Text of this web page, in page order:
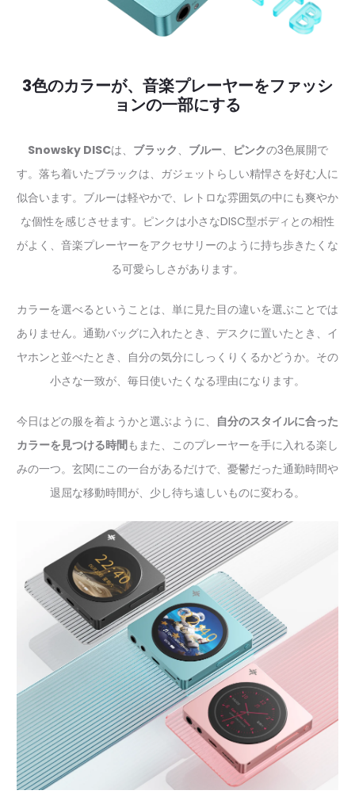
3色のカラーが、音楽プレーヤーをファッシ
ョンの一部にする
Snowsky DISCは、 ブラック 、 ブルー、 ピンクの3色展開で
す。落ち着いたブラックは、ガジェットらしい精悍さを好む人に
似合います。ブルーは軽やかで、レトロな雰囲気の中にも爽やか
な個性を感じさせます。ピンクは小さなDISC型ボディとの相性
がよく、音楽プレーヤーをアクセサリーのように持ち歩きたくな
る可愛らしさがあります。
カラーを選べるということは、単に見た目の違いを選ぶことでは
ありません。通勤バッグに入れたとき、デスクに置いたとき、イ
ヤホンと並べたとき、自分の気分にしっくりくるかどうか。その
小さな一致が、毎日使いたくなる理由になります。
今日はどの服を着ようかと選ぶように、 自分のスタイルに合った
カラーを見つける時間もまた、このプレーヤーを手に入れる楽し
みの一つ。玄関にこの一台があるだけで、憂鬱だった通勤時間や
退屈な移動時間が、少し待ち遠しいものに変わる。